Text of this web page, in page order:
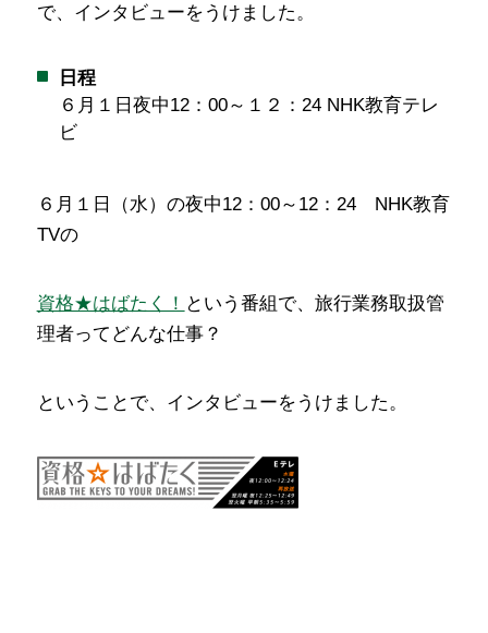
で、インタビューをうけました。
日程
６月１日夜中12：00～１２：24 NHK教育テレ
ビ
６月１日（水）の夜中12：00～12：24 NHK教育
TVの
資格★はばたく！ という番組で、旅行業務取扱管
理者ってどんな仕事？
ということで、インタビューをうけました。